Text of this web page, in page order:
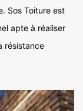
Sos Toiture est
apte à réaliser
résistance